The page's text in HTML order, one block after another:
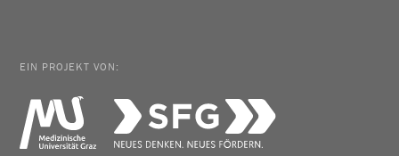
EIN PROJEKT VON: